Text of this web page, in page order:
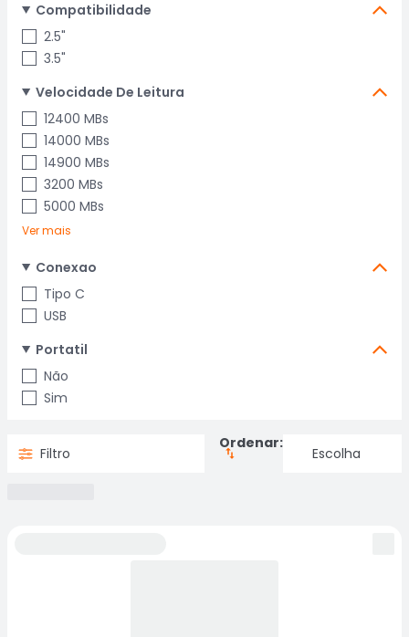
Compatibilidade
2.5"
3.5"
Velocidade De Leitura
12400 MBs
14000 MBs
14900 MBs
3200 MBs
5000 MBs
Ver mais
Conexao
Tipo C
USB
Portatil
Não
Sim
Filtro
Ordenar: